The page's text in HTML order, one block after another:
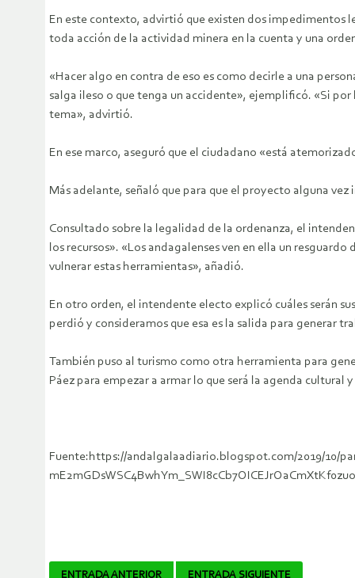
En este contexto, advirtió que existen dos impedimentos
toda acción de la actividad minera en la cuenta y una
«Hacer algo en contra de eso es como decirle a una
salga ileso o que tenga un accidente», ejemplificó. «Si
tema», advirtió.
En ese marco, aseguró que el ciudadano «está
Más adelante, señaló que para que el proyecto alguna
Consultado sobre la legalidad de la ordenanza, el
los recursos». «Los andagalenses ven en ella un
vulnerar estas herramientas», añadió.
En otro orden, el intendente electo explicó cuáles serán
perdió y consideramos que esa es la salida para generar
También puso al turismo como otra herramienta para
Páez para empezar a armar lo que será la agenda cultural
Fuente:https://andalgalaadiario.blogspot.com/2019/10/
mE2mGDsWSC4BwhYm_SWI8cCb7OICEJrOaCmXtKf0zuo
ENTRADA ANTERIOR ENTRADA SIGUIENTE